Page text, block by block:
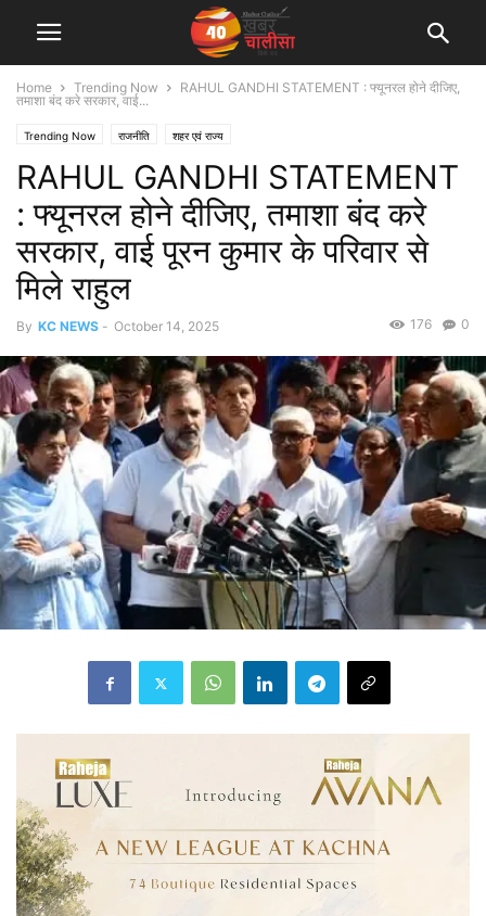
Home Trending Now
RAHUL GANDHI STATEMENT : फ्यूनरल होने दीजिए,
तमाशा बंद करे सरकार, वाई...
Trending Now राजनीति शहर एवं राज्य
RAHUL GANDHI STATEMENT
: फ्यूनरल होने दीजिए, तमाशा बंद करे
सरकार, वाई पूरन कुमार के परिवार से
मिले राहुल
By KC NEWS - October 14, 2025 0
176